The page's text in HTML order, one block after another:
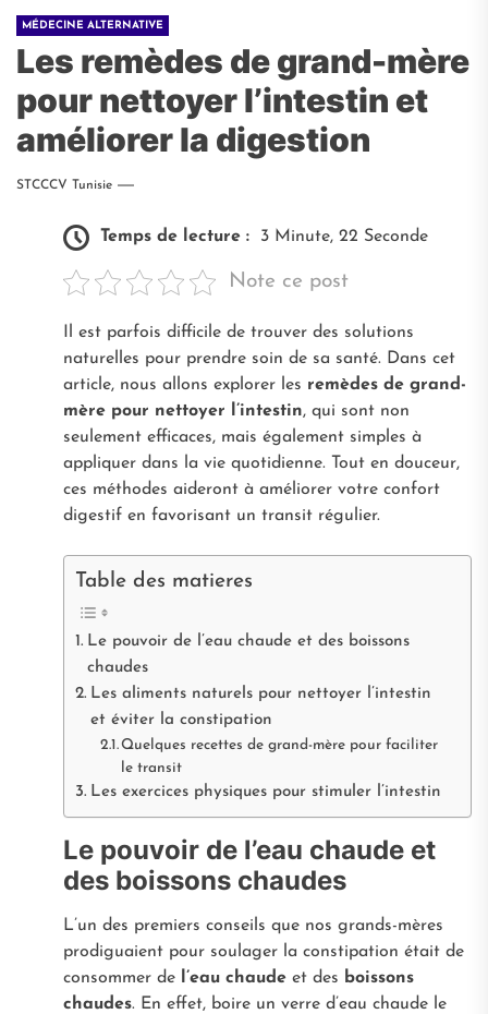
MÉDECINE ALTERNATIVE
Les remèdes de grand-mère
pour nettoyer l’intestin et
améliorer la digestion
STCCCV Tunisie
Temps de lecture : 3 Minute, 22 Seconde
Note ce post
Il est parfois difficile de trouver des solutions
naturelles pour prendre soin de sa santé. Dans cet
article, nous allons explorer les remèdes de grand-
mère pour nettoyer l’intestin, qui sont non
seulement efficaces, mais également simples à
appliquer dans la vie quotidienne. Tout en douceur,
ces méthodes aideront à améliorer votre confort
digestif en favorisant un transit régulier.
Table des matieres
Le pouvoir de l’eau chaude et des boissons
chaudes
Les aliments naturels pour nettoyer l’intestin
et éviter la constipation
Quelques recettes de grand-mère pour faciliter
le transit
Les exercices physiques pour stimuler l’intestin
Le pouvoir de l’eau chaude et
des boissons chaudes
L’un des premiers conseils que nos grands-mères
prodiguaient pour soulager la constipation était de
consommer de
l’eau chaudeet des boissons
chaudes. En effet, boire un verre d’eau chaude le